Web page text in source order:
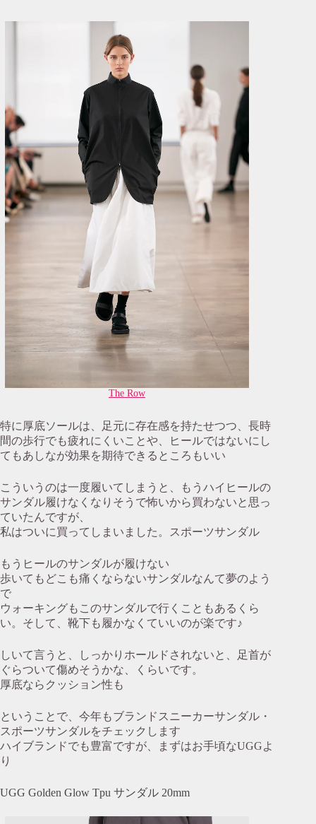
The Row
特に厚底ソールは、足元に存在感を持たせつつ、長時
間の歩行でも疲れにくいことや、ヒールではないにし
てもあしなが効果を期待できるところもいい
こういうのは一度履いてしまうと、もうハイヒールの
サンダル履けなくなりそうで怖いから買わないと思っ
ていたんですが、
私はついに買ってしまいました。スポーツサンダル
もうヒールのサンダルが履けない
歩いてもどこも痛くならないサンダルなんて夢のよう
で
ウォーキングもこのサンダルで行くこともあるくら
い。そして、靴下も履かなくていいのが楽です♪
しいて言うと、しっかりホールドされないと、足首が
ぐらついて傷めそうかな、くらいです。
厚底ならクッション性も
ということで、今年もブランドスニーカーサンダル・
スポーツサンダルをチェックします
ハイブランドでも豊富ですが、まずはお手頃なUGGよ
り
UGG Golden Glow Tpu サンダル 20mm